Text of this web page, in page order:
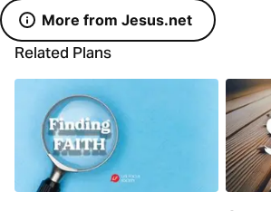
More from Jesus.net
Related Plans